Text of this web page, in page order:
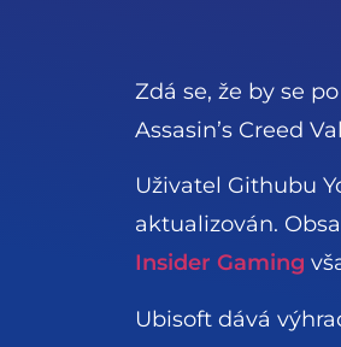
Zdá se, že by se
Assasin’s Creed
Uživatel Githubu
aktualizován.
Insider Gaming
Ubisoft dává